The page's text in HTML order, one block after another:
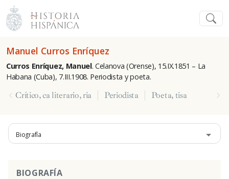
Manuel Curros Enríquez
Curros Enríquez, Manuel. Celanova (Orense), 15.IX.1851 – La
Habana (Cuba), 7.III.1908. Periodista y poeta.
Crítico, ca literario, ria Periodista Poeta, tisa
Biografía
BIOGRAFÍA